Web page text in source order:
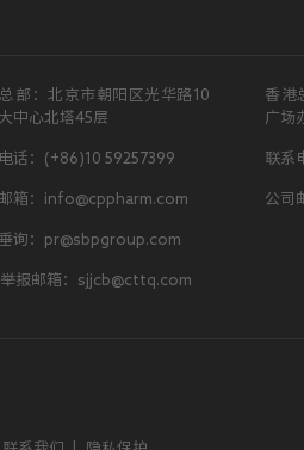
部：北京市朝阳区光华路10
中心北塔45层
话：(+86)10 59257399
箱：info@cppharm.com
询：pr@sbpgroup.com
香港
广场
联系
公司
报邮箱：sjjcb@cttq.com